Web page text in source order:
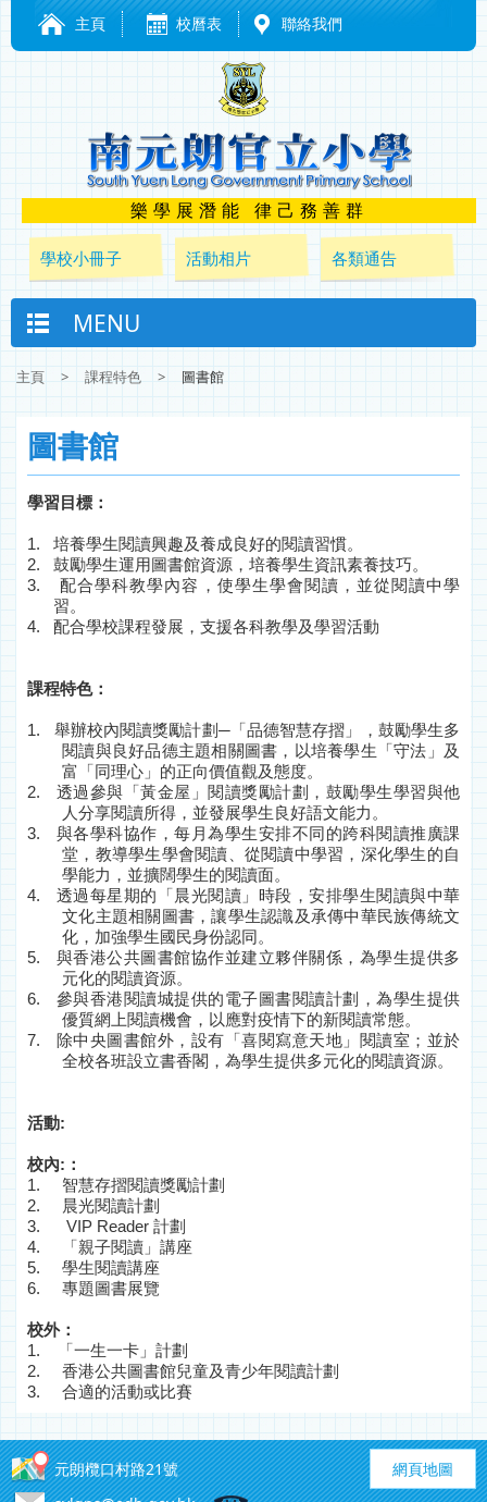
主頁 校曆表 聯絡我們
樂學展潛能 律己務善群
學校小冊子 活動相片 各類通告
MENU
主頁 > 課程特色 > 圖書館
圖書館
學習目標：
1.
培養學生閱讀興趣及養成良好的閱讀習慣。
2.
鼓勵學生運用圖書館資源，培養學生資訊素養技巧。
3.
配合學科教學內容，使學生學會閱讀，並從閱讀中學
習。
4.
配合學校課程發展，支援各科教學及學習活動
課程特色：
1.
舉辦校內閱讀獎勵計劃─「品德智慧存摺」，鼓勵學生多
閱讀與良好品德主題相關圖書，以培養學生「守法」及
富「同理心」的正向價值觀及態度。
2.
透過參與「黃金屋」閱讀獎勵計劃，鼓勵學生學習與他
人分享閱讀所得，並發展學生良好語文能力。
3.
與各學科協作，每月為學生安排不同的跨科閱讀推廣課
堂，教導學生學會閱讀、從閱讀中學習，深化學生的自
學能力，並擴闊學生的閱讀面。
4.
透過每星期的「晨光閱讀」時段，安排學生閱讀與中華
文化主題相關圖書，讓學生認識及承傳中華民族傳統文
化，加強學生國民身份認同。
5.
與香港公共圖書館協作並建立夥伴關係，為學生提供多
元化的閱讀資源。
6.
參與香港閱讀城提供的電子圖書閱讀計劃，為學生提供
優質網上閱讀機會，以應對疫情下的新閱讀常態。
7.
除中央圖書館外，設有「喜閱寫意天地」閱讀室；並於
全校各班設立書香閣，為學生提供多元化的閱讀資源。
活動:
校內: ：
1. 智慧存摺閱讀獎勵計劃
2.
晨光閱讀計劃
3. VIP Reader 計劃
4.
「親子閱讀」講座
5. 學生閱讀講座
6. 專題圖書展覽
校外：
1.
「一生一卡」計劃
2. 香港公共圖書館兒童及青少年閱讀計劃
3. 合適的活動或比賽
網頁地圖
元朗欖口村路21號